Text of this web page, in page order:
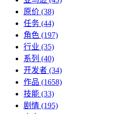
原价 (38)
任务 (44)
角色 (197)
行业 (35)
系列 (40)
开发者 (34)
作品 (1658)
技能 (33)
剧情 (195)